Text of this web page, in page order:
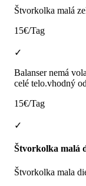
Štvorkolka malá
15€/Tag
✓
Balanser nemá
celé telo.vhodný
15€/Tag
✓
Štvorkolka malá
Štvorkolka mala